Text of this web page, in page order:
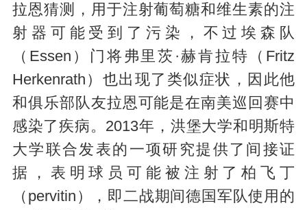
拉恩猜测，用于注射葡萄糖和维生素的注
射器可能受到了污染，不过埃森队
（Essen）门将弗里茨·赫肯拉特（Fritz
Herkenrath）也出现了类似症状，因此他
和俱乐部队友拉恩可能是在南美巡回赛中
感染了疾病。2013年，洪堡大学和明斯特
大学联合发表的一项研究提供了间接证
据，表明球员可能被注射了柏飞丁
（pervitin），即二战期间德国军队使用的